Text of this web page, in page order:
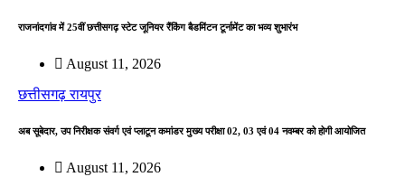
राजनांदगांव में 25वीं छत्तीसगढ़ स्टेट जूनियर रैंकिंग बैडमिंटन टूर्नामेंट का भव्य शुभारंभ
August 11, 2026
छत्तीसगढ़रायपुर
अब सूबेदार, उप निरीक्षक संवर्ग एवं प्लाटून कमांडर मुख्य परीक्षा 02, 03 एवं 04 नवम्बर को होगी आयोजित
August 11, 2026